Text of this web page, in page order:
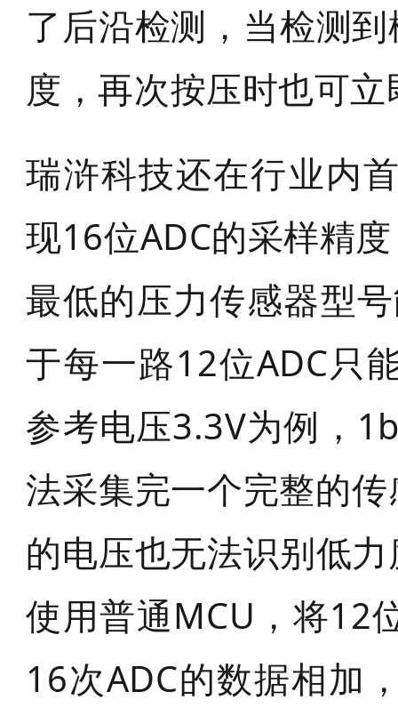
了后沿检测，当检测
度，再次按压时也可
瑞浒科技还在行业内
现16位ADC的采样精
最低的压力传感器型
于每一路12位ADC只
参考电压3.3V为例，
法采集完一个完整的
的电压也无法识别低
使用普通MCU，将12
16次ADC的数据相加